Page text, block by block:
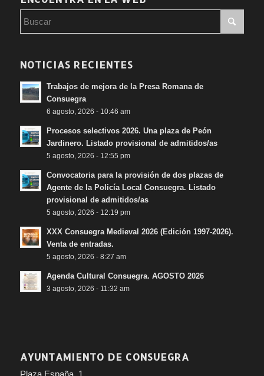
NOTICIAS RECIENTES
Trabajos de mejora de la Presa Romana de
Consuegra
6 agosto, 2026 - 10:46 am
Procesos selectivos 2026. Una plaza de Peón
Jardinero. Listado provisional de admitidos/as
5 agosto, 2026 - 12:55 pm
Convocatoria para la provisión de dos plazas de
Agente de la Policía Local Consuegra. Listado
provisional de admitidos/as
5 agosto, 2026 - 12:19 pm
XXX Consuegra Medieval 2026 (Edición 1997-2026).
Venta de entradas.
5 agosto, 2026 - 8:27 am
Agenda Cultural Consuegra. AGOSTO 2026
3 agosto, 2026 - 11:32 am
AYUNTAMIENTO DE CONSUEGRA